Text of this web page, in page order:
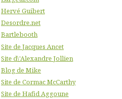
Hervé Guibert
Desordre.net
Bartlebooth
Site de Jacques Ancet
Site d\'Alexandre Jollien
Blog de Mike
Site de Cormac McCarthy
Site de Hafid Aggoune